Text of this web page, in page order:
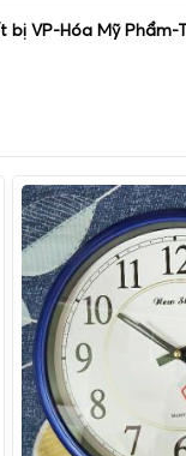
bị VP-Hóa Mỹ Phẩm-